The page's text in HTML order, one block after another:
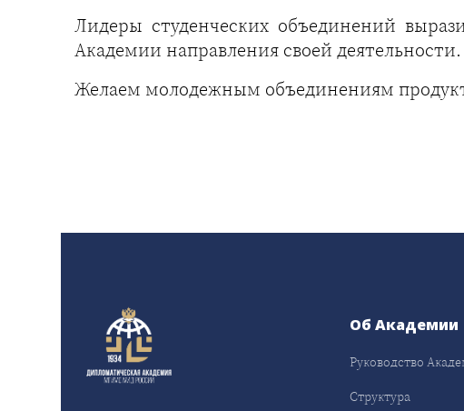
Лидеры студенческих объединений
Академии направления своей деятельности.
Желаем молодежным объединениям
Об Академии
Руководство
Структура